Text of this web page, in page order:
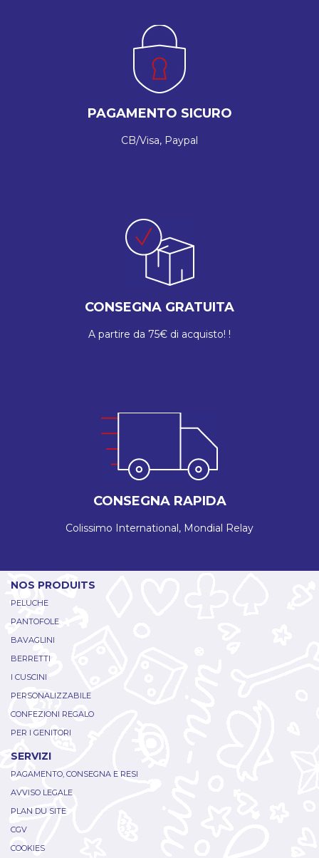
PAGAMENTO SICURO
CB/Visa, Paypal
CONSEGNA GRATUITA
A partire da 75€ di acquisto! !
CONSEGNA RAPIDA
Colissimo International, Mondial Relay
NOS PRODUITS
PELUCHE
PANTOFOLE
BAVAGLINI
BERRETTI
I CUSCINI
PERSONALIZZABILE
CONFEZIONI REGALO
PER I GENITORI
SERVIZI
PAGAMENTO, CONSEGNA E RESI
AVVISO LEGALE
PLAN DU SITE
CGV
COOKIES